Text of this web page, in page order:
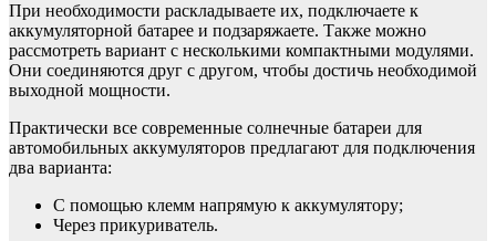
При необходимости раскладываете их, подключаете к
аккумуляторной батарее и подзаряжаете. Также можно
рассмотреть вариант с несколькими компактными модулями.
Они соединяются друг с другом, чтобы достичь необходимой
выходной мощности.
Практически все современные солнечные батареи для
автомобильных аккумуляторов предлагают для подключения
два варианта:
С помощью клемм напрямую к аккумулятору;
Через прикуриватель.